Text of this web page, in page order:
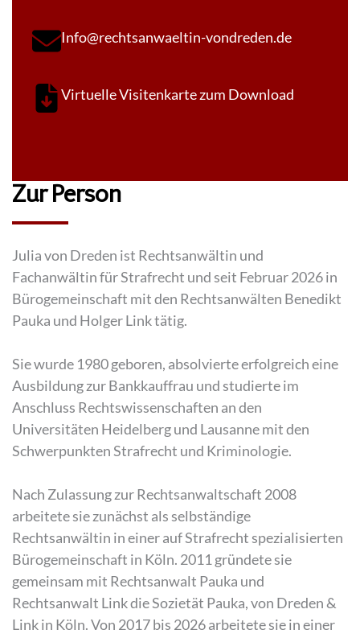
Info@rechtsanwaeltin-vondreden.de
Virtuelle Visitenkarte zum Download
Zur Person
Julia von Dreden ist Rechtsanwältin und
Fachanwältin für Strafrecht und seit Februar 2026 in
Bürogemeinschaft mit den Rechtsanwälten Benedikt
Pauka und Holger Link tätig.
Sie wurde 1980 geboren, absolvierte erfolgreich eine
Ausbildung zur Bankkauffrau und studierte im
Anschluss Rechtswissenschaften an den
Universitäten Heidelberg und Lausanne mit den
Schwerpunkten Strafrecht und Kriminologie.
Nach Zulassung zur Rechtsanwaltschaft 2008
arbeitete sie zunächst als selbständige
Rechtsanwältin in einer auf Strafrecht spezialisierten
Bürogemeinschaft in Köln. 2011 gründete sie
gemeinsam mit Rechtsanwalt Pauka und
Rechtsanwalt Link die Sozietät Pauka, von Dreden &
Link in Köln. Von 2017 bis 2026 arbeitete sie in einer